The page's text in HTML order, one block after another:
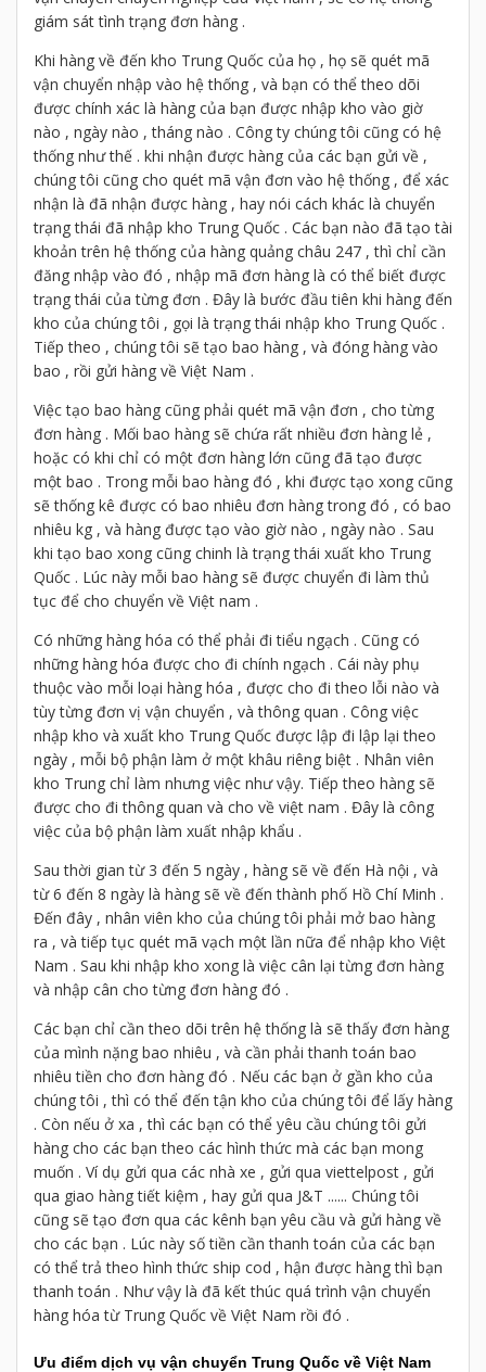
giám sát tình trạng đơn hàng .
Khi hàng về đến kho Trung Quốc của họ , họ sẽ quét mã
vận chuyển nhập vào hệ thống , và bạn có thể theo dõi
được chính xác là hàng của bạn được nhập kho vào giờ
nào , ngày nào , tháng nào . Công ty chúng tôi cũng có hệ
thống như thế . khi nhận được hàng của các bạn gửi về ,
chúng tôi cũng cho quét mã vận đơn vào hệ thống , để xác
nhận là đã nhận được hàng , hay nói cách khác là chuyển
trạng thái đã nhập kho Trung Quốc . Các bạn nào đã tạo tài
khoản trên hệ thống của hàng quảng châu 247 , thì chỉ cần
đăng nhập vào đó , nhập mã đơn hàng là có thể biết được
trạng thái của từng đơn . Đây là bước đầu tiên khi hàng đến
kho của chúng tôi , gọi là trạng thái nhập kho Trung Quốc .
Tiếp theo , chúng tôi sẽ tạo bao hàng , và đóng hàng vào
bao , rồi gửi hàng về Việt Nam .
Việc tạo bao hàng cũng phải quét mã vận đơn , cho từng
đơn hàng . Mối bao hàng sẽ chứa rất nhiều đơn hàng lẻ ,
hoặc có khi chỉ có một đơn hàng lớn cũng đã tạo được
một bao . Trong mỗi bao hàng đó , khi được tạo xong cũng
sẽ thống kê được có bao nhiêu đơn hàng trong đó , có bao
nhiêu kg , và hàng được tạo vào giờ nào , ngày nào . Sau
khi tạo bao xong cũng chinh là trạng thái xuất kho Trung
Quốc . Lúc này mỗi bao hàng sẽ được chuyển đi làm thủ
tục để cho chuyển về Việt nam .
Có những hàng hóa có thể phải đi tiểu ngạch . Cũng có
những hàng hóa được cho đi chính ngạch . Cái này phụ
thuộc vào mỗi loại hàng hóa , được cho đi theo lỗi nào và
tùy từng đơn vị vận chuyển , và thông quan . Công việc
nhập kho và xuất kho Trung Quốc được lập đi lập lại theo
ngày , mỗi bộ phận làm ở một khâu riêng biệt . Nhân viên
kho Trung chỉ làm nhưng việc như vậy. Tiếp theo hàng sẽ
được cho đi thông quan và cho về việt nam . Đây là công
việc của bộ phận làm xuất nhập khẩu .
Sau thời gian từ 3 đến 5 ngày , hàng sẽ về đến Hà nội , và
từ 6 đến 8 ngày là hàng sẽ về đến thành phố Hồ Chí Minh .
Đến đây , nhân viên kho của chúng tôi phải mở bao hàng
ra , và tiếp tục quét mã vạch một lần nữa để nhập kho Việt
Nam . Sau khi nhập kho xong là việc cân lại từng đơn hàng
và nhập cân cho từng đơn hàng đó .
Các bạn chỉ cần theo dõi trên hệ thống là sẽ thấy đơn hàng
của mình nặng bao nhiêu , và cần phải thanh toán bao
nhiêu tiền cho đơn hàng đó . Nếu các bạn ở gần kho của
chúng tôi , thì có thể đến tận kho của chúng tôi để lấy hàng
. Còn nếu ở xa , thì các bạn có thể yêu cầu chúng tôi gửi
hàng cho các bạn theo các hình thức mà các bạn mong
muốn . Ví dụ gửi qua các nhà xe , gửi qua viettelpost , gửi
qua giao hàng tiết kiệm , hay gửi qua J&T ...... Chúng tôi
cũng sẽ tạo đơn qua các kênh bạn yêu cầu và gửi hàng về
cho các bạn . Lúc này số tiền cần thanh toán của các bạn
có thể trả theo hình thức ship cod , hận được hàng thì bạn
thanh toán . Như vậy là đã kết thúc quá trình vận chuyển
hàng hóa từ Trung Quốc về Việt Nam rồi đó .
Ưu điểm dịch vụ vận chuyển Trung Quốc về Việt Nam